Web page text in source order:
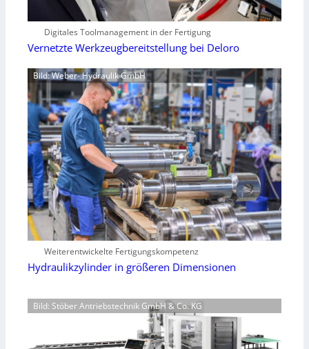
Digitales Toolmanagement in der Fertigung
Vernetzte Werkzeugbereitstellung bei Deloro
Bild: Weber- Hydraulik GmbH
Weiterentwickelte Fertigungskompetenz
Hydraulikzylinder in größeren Dimensionen
Bild: Stöber Antriebstechnik GmbH & Co. KG